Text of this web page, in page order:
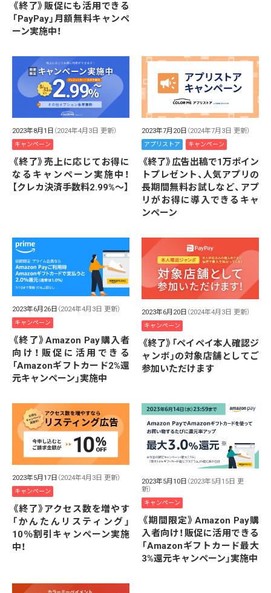
《終了》販促にも活用できる
「PayPay」月額無料キャンペ
ーン実施中！
2023年8月1日 （2024年4月3日 更新）
キャンペーン
《終了》売上に応じてお得に
なるキャンペーン実施中！
【クレカ決済手数料2.99%～】
2023年7月20日 （2024年7月3日 更新）
アプリストア キャンペーン
《終了》広告出稿で1万ポイン
トプレゼント、人気アプリの
長期間無料お試しなど、アプ
リがお得に導入できるキャ
ンペーン
2023年6月26日 （2024年4月3日 更新）
キャンペーン
《終了》Amazon Pay購入者
向け！販促に活用できる
「Amazonギフトカード2%還
元キャンペーン」実施中
2023年6月20日 （2024年4月3日 更新）
キャンペーン
《終了》「ペイペイ本人確認ジ
ャンボ」の対象店舗としてご
参加いただけます
2023年5月17日 （2024年4月3日 更新）
キャンペーン
《終了》アクセス数を増やす
「かんたんリスティング」
10％割引キャンペーン実施
中！
2023年5月10日 （2023年5月15日 更
新）
キャンペーン
《期間限定》Amazon Pay購
入者向け！販促に活用できる
「Amazonギフトカード最大
3%還元キャンペーン」実施中